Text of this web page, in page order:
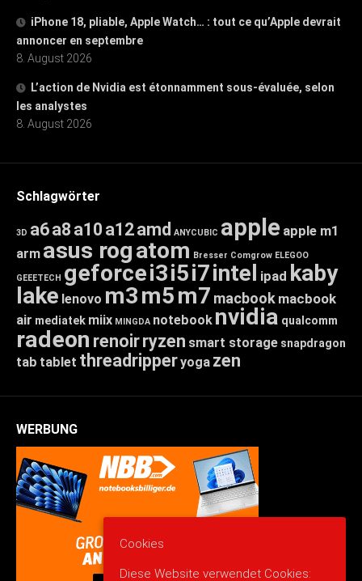
iPhone 18, pliable, Apple Watch… : tout ce qu’Apple devrait
annoncer en septembre
8. August 2026
L’action de Nvidia est étonnamment sous-évaluée, selon
les analystes
8. August 2026
Schlagwörter
3D a6a8 a10 a12amd ANYCUBIC apple apple m1
arm asus rogatom Bresser Comgrow ELEGOO
GEEETECH geforcei3i5i7intel ipad kaby
lake lenovo m3m5m7 macbook macbook
air mediatek miix MINGDA notebook nvidia qualcomm
radeon renoirryzen smart storage snapdragon
tab tablet threadripperyoga zen
WERBUNG
Cookies
Diese Website verwendet Cookies: